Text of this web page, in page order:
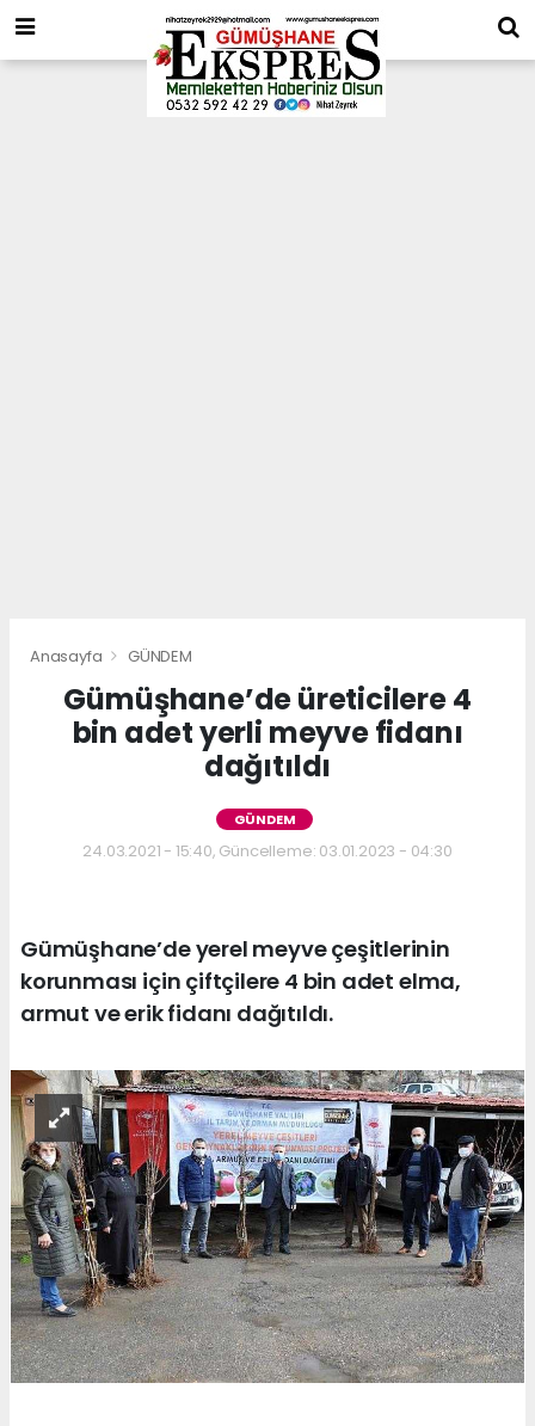
Anasayfa GÜNDEM
Gümüşhane’de üreticilere 4
bin adet yerli meyve fidanı
dağıtıldı
GÜNDEM
24.03.2021 - 15:40, Güncelleme: 03.01.2023 - 04:30
Gümüşhane’de yerel meyve çeşitlerinin
korunması için çiftçilere 4 bin adet elma,
armut ve erik fidanı dağıtıldı.